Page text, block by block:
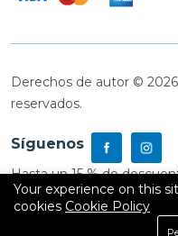
Derechos de autor ©
reservados.
Síguenos
Hasta un 15 % de
Your experience on this
cookies Cookie Policy